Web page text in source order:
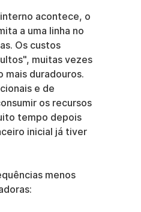
acontece, o
a uma linha no
Os custos
muitas vezes
mais duradouros.
e de
os recursos
tempo depois
inicial já tiver
menos